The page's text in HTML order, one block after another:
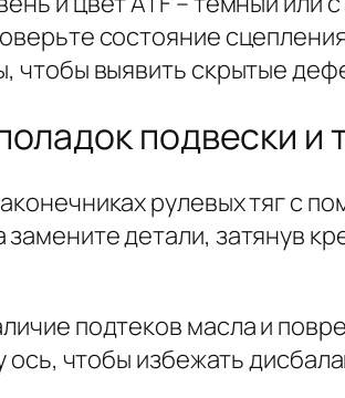
состояние
чтобы выявить скрытые
подвески и
рулевых тяг с
детали, затянув
подтеков масла и
ось, чтобы избежать